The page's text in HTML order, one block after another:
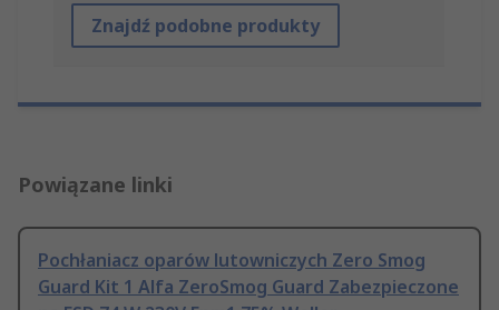
Znajdź podobne produkty
Powiązane linki
Pochłaniacz oparów lutowniczych Zero Smog
Guard Kit 1 Alfa ZeroSmog Guard Zabezpieczone